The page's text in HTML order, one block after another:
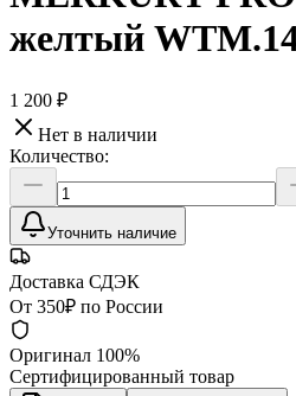
желтый
1 200 ₽
Нет в наличии
Количество:
Уточнить наличие
Доставка СДЭК
От 350₽ по России
Оригинал 100%
Сертифицированный товар